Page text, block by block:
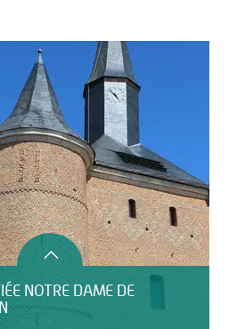
NOTRE DAME DE